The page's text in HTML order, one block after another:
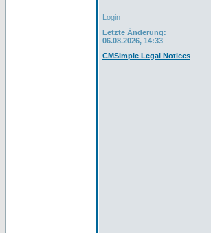
Login
Letzte Änderung:
06.08.2026, 14:33
CMSimple Legal Notices